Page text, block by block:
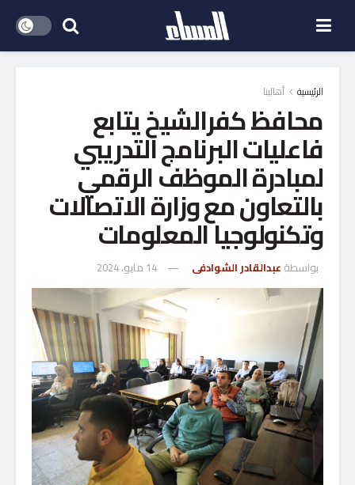
الرئيسية أهالينا
محافظ كفرالشيخ يتابع
فاعليات البرنامج التدريبي
لمبادرة الموظف الرقمي
بالتعاون مع وزارة الاتصالات
وتكنولوجيا المعلومات
بواسطة عبدالقادر الشوادفى 14 مايو، 2024